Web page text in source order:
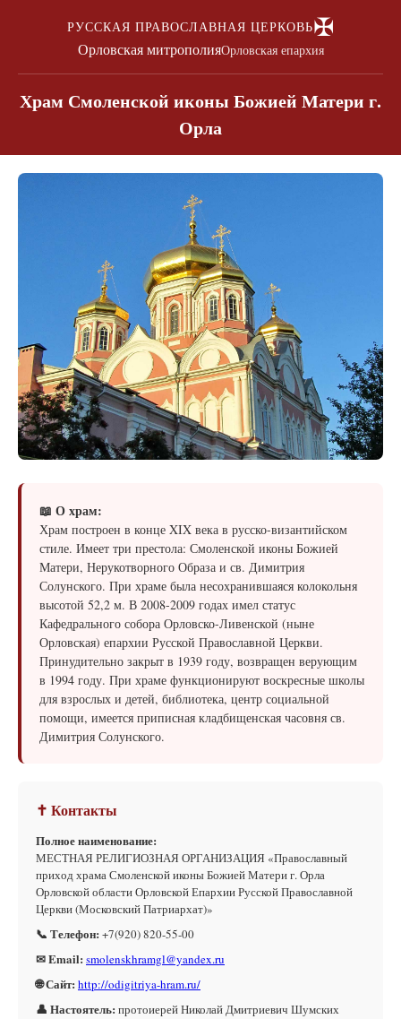
РУССКАЯ ПРАВОСЛАВНАЯ ЦЕРКОВЬ✠
Орловская митрополияОрловская епархия
Храм Смоленской иконы Божией Матери г.
Орла
📖 О храм:
Храм построен в конце XIX века в русско-византийском
стиле. Имеет три престола: Смоленской иконы Божией
Матери, Нерукотворного Образа и св. Димитрия
Солунского. При храме была несохранившаяся колокольня
высотой 52,2 м. В 2008-2009 годах имел статус
Кафедрального собора Орловско-Ливенской (ныне
Орловская) епархии Русской Православной Церкви.
Принудительно закрыт в 1939 году, возвращен верующим
в 1994 году. При храме функционируют воскресные школы
для взрослых и детей, библиотека, центр социальной
помощи, имеется приписная кладбищенская часовня св.
Димитрия Солунского.
✝ Контакты
Полное наименование:
МЕСТНАЯ РЕЛИГИОЗНАЯ ОРГАНИЗАЦИЯ «Православный
приход храма Смоленской иконы Божией Матери г. Орла
Орловской области Орловской Епархии Русской Православной
Церкви (Московский Патриархат)»
📞 Телефон: +7(920) 820-55-00
✉ Email: smolenskhramgl@yandex.ru
🌐 Сайт: http://odigitriya-hram.ru/
👤 Настоятель: протоиерей Николай Дмитриевич Шумских